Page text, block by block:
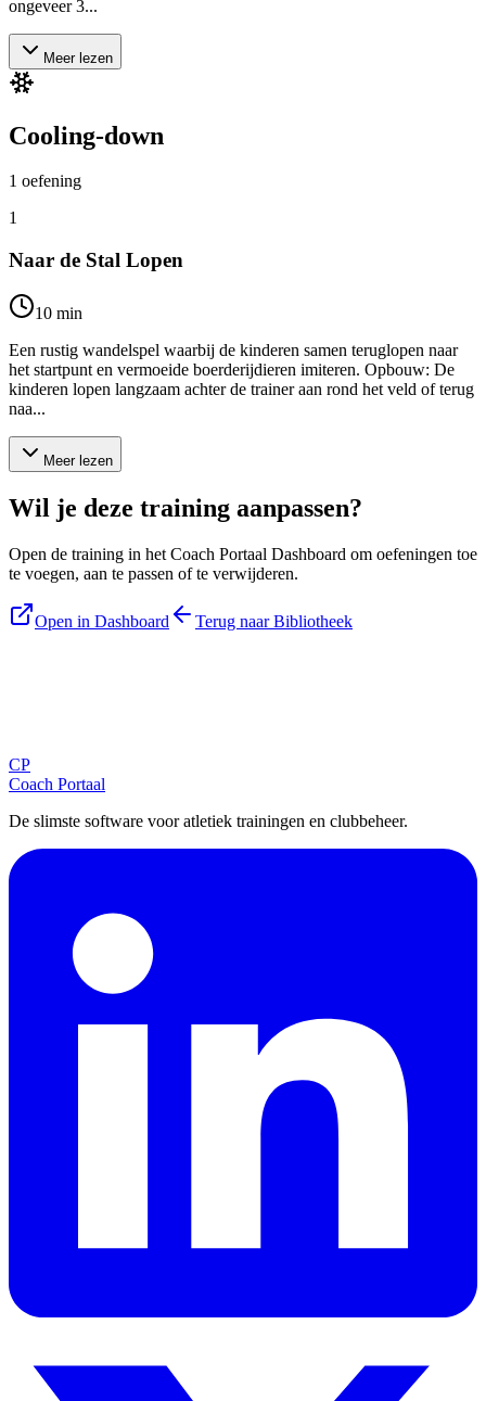
ongeveer 3...
Meer lezen
Cooling-down
1 oefening
1
Naar de Stal Lopen
10 min
Een rustig wandelspel waarbij de kinderen samen teruglopen naar
het startpunt en vermoeide boerderijdieren imiteren. Opbouw: De
kinderen lopen langzaam achter de trainer aan rond het veld of terug
naa...
Meer lezen
Wil je deze training aanpassen?
Open de training in het Coach Portaal Dashboard om oefeningen toe
te voegen, aan te passen of te verwijderen.
Open in Dashboard Terug naar Bibliotheek
CP
Coach Portaal
De slimste software voor atletiek trainingen en clubbeheer.